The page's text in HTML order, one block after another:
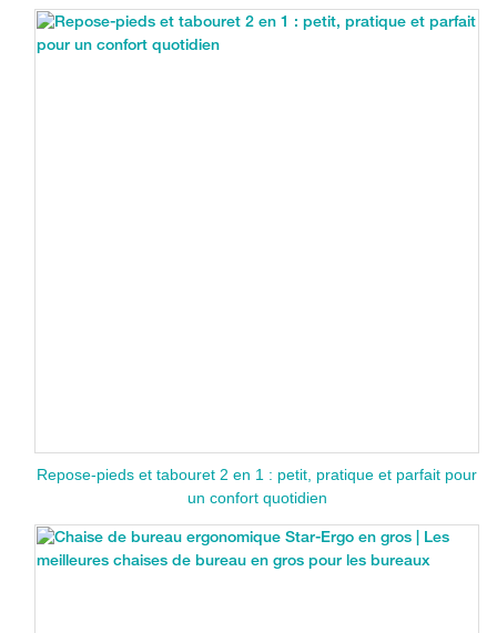
Repose-pieds et tabouret 2 en 1 : petit, pratique et parfait pour
un confort quotidien